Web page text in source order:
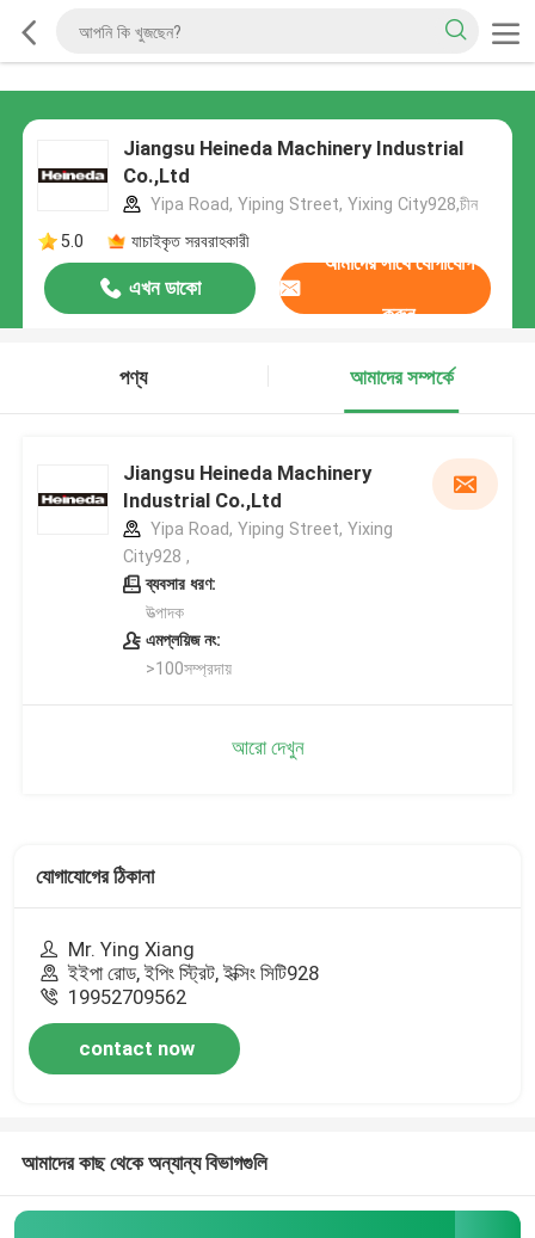
Jiangsu Heineda Machinery Industrial
Co.,Ltd
Yipa Road, Yiping Street, Yixing City928,চীন
5.0
যাচাইকৃত সরবরাহকারী
এখন ডাকো
আমাদের সাথে যোগাযোগ
করুন
পণ্য আমাদের সম্পর্কে
Jiangsu Heineda Machinery
Industrial Co.,Ltd
Yipa Road, Yiping Street, Yixing
City928 ,
ব্যবসার ধরণ:
উত্পাদক
এমপ্লয়িজ নং:
>100সম্প্রদায়
আরো দেখুন
যোগাযোগের ঠিকানা
Mr. Ying Xiang
ইইপা রোড, ইপিং স্ট্রিট, ইক্সিং সিটি928
19952709562
contact now
আমাদের কাছ থেকে অন্যান্য বিভাগগুলি